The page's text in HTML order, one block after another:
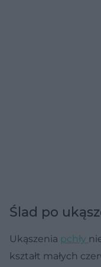
Ślad po
Ukąszenia pchły
kształt małych